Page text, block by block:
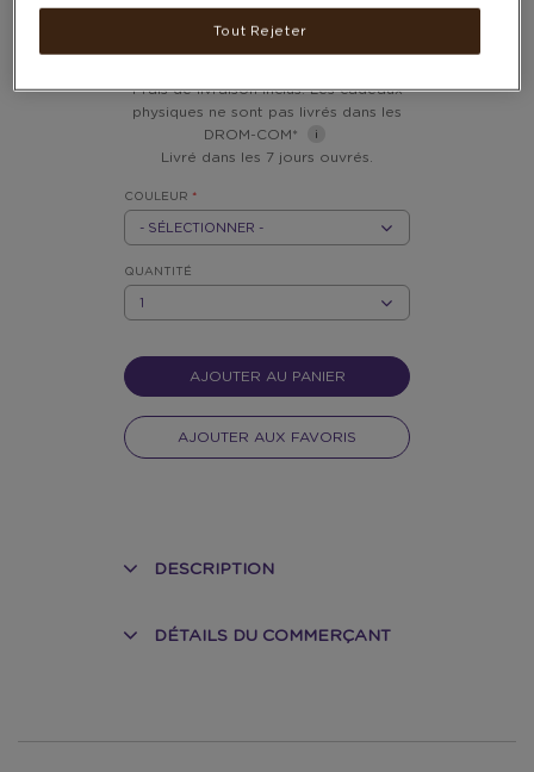
22 400 - 22 700 POINTS
Frais de livraison inclus. Les cadeaux
physiques ne sont pas livrés dans les
DROM-COM*
Livré dans les 7 jours ouvrés.
COULEUR *
QUANTITÉ
AJOUTER AU PANIER
AJOUTER AUX FAVORIS
DESCRIPTION
DÉTAILS DU COMMERÇANT
Tout Rejeter